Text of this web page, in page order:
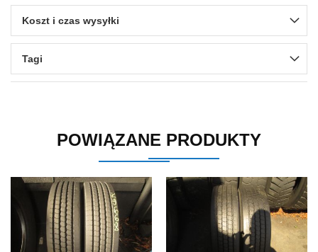
Koszt i czas wysyłki
Tagi
POWIĄZANE PRODUKTY